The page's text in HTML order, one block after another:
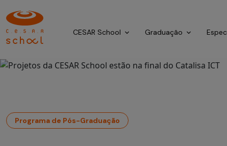
CESAR School Graduação
Programa de Pós-Graduação